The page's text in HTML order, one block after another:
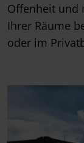
Offenheit und
Ihrer Räume
oder im